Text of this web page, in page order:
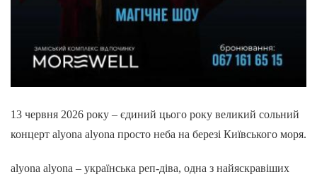
13 червня 2026 року – єдиний цього року великий сольний
концерт alyona alyona просто неба на березі Київського моря.
alyona alyona – українська реп-діва, одна з найяскравіших